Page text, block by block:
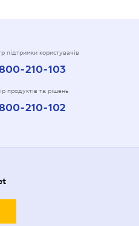
підтримки користувачів
210-103
продуктів та рішень
210-102